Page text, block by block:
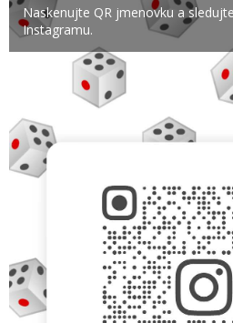
Naskenujte QR jmenovku a
Instagramu.